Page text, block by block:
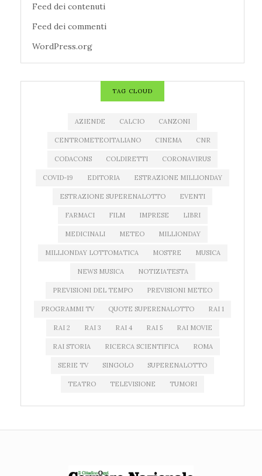
Feed dei contenuti
Feed dei commenti
WordPress.org
TAG CLOUD
AZIENDE CALCIO CANZONI
CENTROMETEOITALIANO CINEMA CNR
CODACONS COLDIRETTI CORONAVIRUS
COVID-19 EDITORIA ESTRAZIONE MILLIONDAY
ESTRAZIONE SUPERENALOTTO EVENTI
FARMACI FILM IMPRESE LIBRI
MEDICINALI METEO MILLIONDAY
MILLIONDAY LOTTOMATICA MOSTRE MUSICA
NEWS MUSICA NOTIZIATESTA
PREVISIONI DEL TEMPO PREVISIONI METEO
PROGRAMMI TV QUOTE SUPERENALOTTO RAI 1
RAI 2 RAI 3 RAI 4 RAI 5 RAI MOVIE
RAI STORIA RICERCA SCIENTIFICA ROMA
SERIE TV SINGOLO SUPERENALOTTO
TEATRO TELEVISIONE TUMORI